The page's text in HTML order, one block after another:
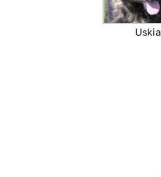
Uskia